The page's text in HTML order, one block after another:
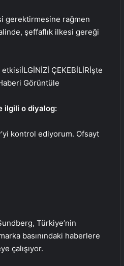
gerektirmesine rağmen
şeffaflık ilkesi gereği
İLGİNİZİ ÇEKEBİLİRİşte
Görüntüle
ilgili o diyalog:
kontrol ediyorum. Ofsayt
Türkiye’nin
basınındaki haberlere
çalışıyor.